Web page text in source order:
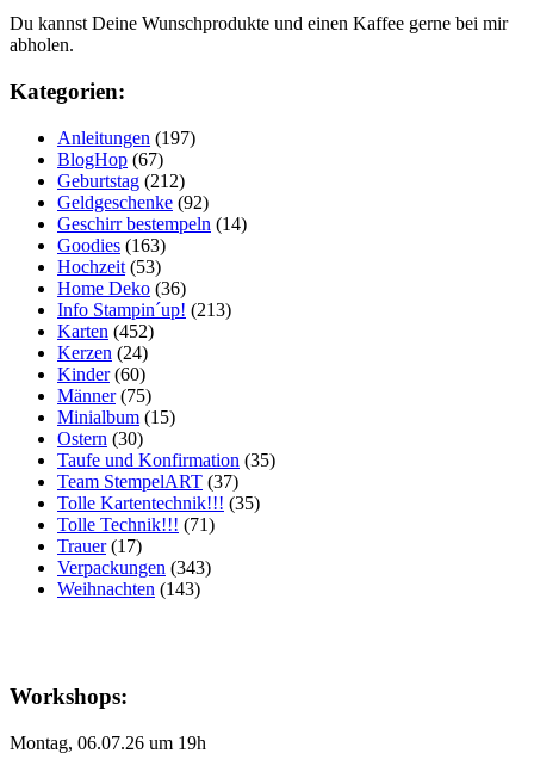
Du kannst Deine Wunschprodukte und einen Kaffee gerne bei mir
abholen.
Kategorien:
Anleitungen (197)
BlogHop (67)
Geburtstag (212)
Geldgeschenke (92)
Geschirr bestempeln (14)
Goodies (163)
Hochzeit (53)
Home Deko (36)
Info Stampin´up! (213)
Karten (452)
Kerzen (24)
Kinder(60)
Männer(75)
Minialbum (15)
Ostern (30)
Taufe und Konfirmation (35)
Team StempelART (37)
Tolle Kartentechnik!!! (35)
Tolle Technik!!! (71)
Trauer(17)
Verpackungen (343)
Weihnachten (143)
Workshops:
Montag, 06.07.26 um 19h